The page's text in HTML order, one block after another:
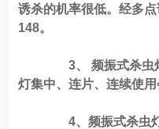
诱杀的机率很低。经多
148。
3、 频振式杀虫
灯集中、连片、连续使用
4、频振式杀虫灯